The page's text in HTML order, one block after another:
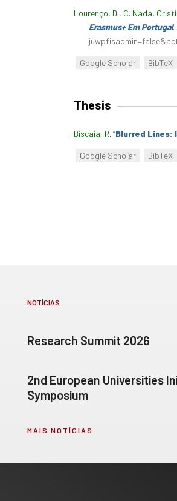
Lourenço, D., C. Nada,
Erasmus+ Em Portugal.
Google Scholar BibTeX
Thesis
Biscaia, R. “Blurred
Google Scholar BibTeX
NOTÍCIAS
Research Summit 2026
2nd European Universities
Symposium
MAIS NOTÍCIAS